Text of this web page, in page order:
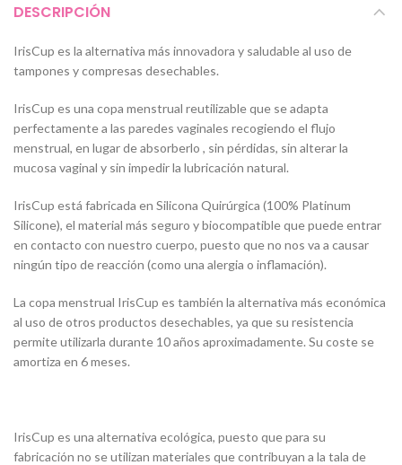
DESCRIPCIÓN
IrisCup es la alternativa más innovadora y saludable al uso de
tampones y compresas desechables.
IrisCup es una copa menstrual reutilizable que se adapta
perfectamente a las paredes vaginales recogiendo el flujo
menstrual, en lugar de absorberlo , sin pérdidas, sin alterar la
mucosa vaginal y sin impedir la lubricación natural.
IrisCup está fabricada en Silicona Quirúrgica (100% Platinum
Silicone), el material más seguro y biocompatible que puede entrar
en contacto con nuestro cuerpo, puesto que no nos va a causar
ningún tipo de reacción (como una alergia o inflamación).
La copa menstrual IrisCup es también la alternativa más económica
al uso de otros productos desechables, ya que su resistencia
permite utilizarla durante 10 años aproximadamente. Su coste se
amortiza en 6 meses.
IrisCup es una alternativa ecológica, puesto que para su
fabricación no se utilizan materiales que contribuyan a la tala de